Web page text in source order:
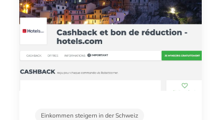
Einkommen steigern in der Schweiz